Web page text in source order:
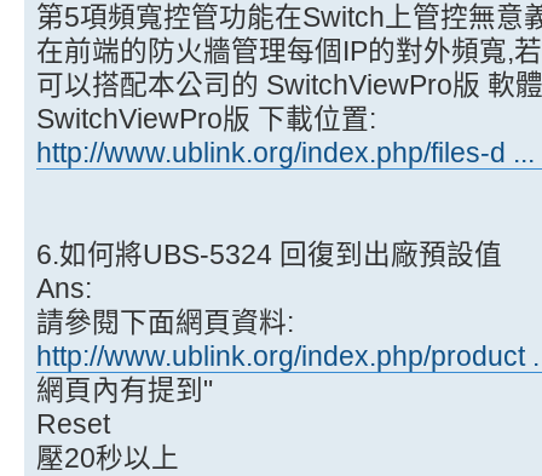
第5項頻寬控管功能在Switch上管控無意
在前端的防火牆管理每個IP的對外頻寬,
可以搭配本公司的 SwitchViewPro版 軟
SwitchViewPro版 下載位置:
http://www.ublink.org/index.php/files-d
6.如何將UBS-5324 回復到出廠預設值
Ans:
請參閱下面網頁資料:
http://www.ublink.org/index.php/product
網頁內有提到"
Reset
壓20秒以上